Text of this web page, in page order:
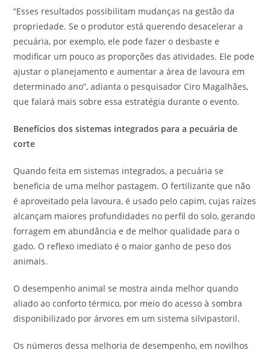
“Esses resultados possibilitam mudanças na gestão da
propriedade. Se o produtor está querendo desacelerar a
pecuária, por exemplo, ele pode fazer o desbaste e
modificar um pouco as proporções das atividades. Ele pode
ajustar o planejamento e aumentar a área de lavoura em
determinado ano”, adianta o pesquisador Ciro Magalhães,
que falará mais sobre essa estratégia durante o evento.
Benefícios dos sistemas integrados para a pecuária de
corte
Quando feita em sistemas integrados, a pecuária se
beneficia de uma melhor pastagem. O fertilizante que não
é aproveitado pela lavoura, é usado pelo capim, cujas raízes
alcançam maiores profundidades no perfil do solo, gerando
forragem em abundância e de melhor qualidade para o
gado. O reflexo imediato é o maior ganho de peso dos
animais.
O desempenho animal se mostra ainda melhor quando
aliado ao conforto térmico, por meio do acesso à sombra
disponibilizado por árvores em um sistema silvipastoril.
Os números dessa melhoria de desempenho, em novilhos